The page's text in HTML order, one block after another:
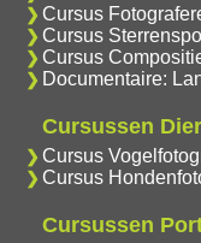
Cursus
Cursus
Cursus
Documentaire:
Cursussen
Cursus
Cursus
Cursussen